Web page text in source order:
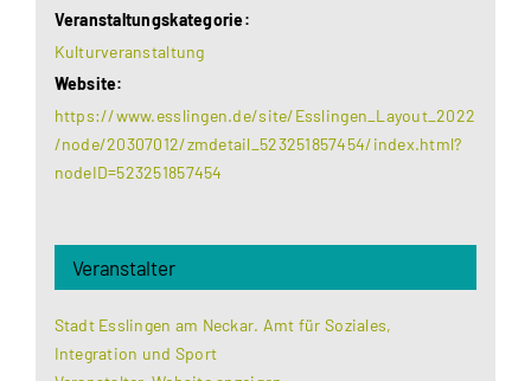
Veranstaltungskategorie:
Kulturveranstaltung
Website:
https://www.esslingen.de/site/Esslingen_Layout_2022
/node/20307012/zmdetail_523251857454/index.html?
nodeID=523251857454
Veranstalter
Stadt Esslingen am Neckar. Amt für Soziales,
Integration und Sport